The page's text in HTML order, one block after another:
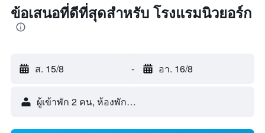
ข้อเสนอที่ดีที่สุดสำหรับ โรงแรมนิวยอร์ก
ส. 15/8 - อา. 16/8
ผู้เข้าพัก 2 คน, ห้องพัก 1 ห้อง